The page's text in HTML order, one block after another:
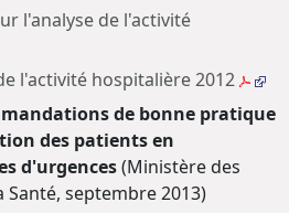
l'analyse de l'activité
l'activité hospitalière 2012
de bonne pratique
des patients en
d'urgences(Ministère des
Santé, septembre 2013)